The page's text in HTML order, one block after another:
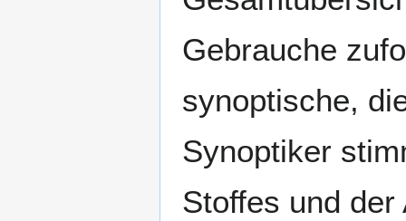
Gebrauche
synoptische,
Synoptiker
Stoffes und